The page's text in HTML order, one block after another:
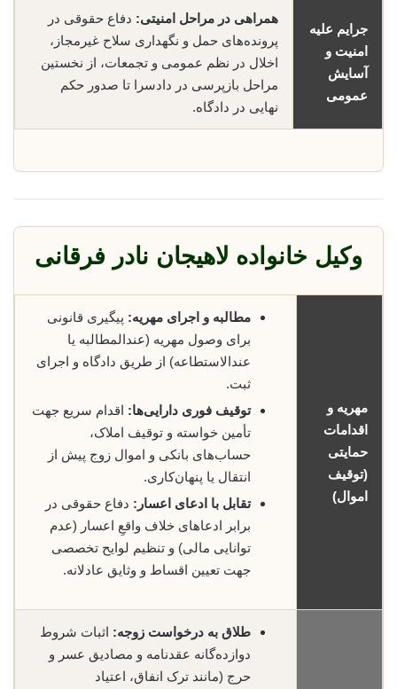
جرایم علیه
امنیت و
آسایش
عمومی
همراهی در مراحل امنیتی: دفاع حقوقی در
پرونده‌های حمل و نگهداری سلاح غیرمجاز،
اخلال در نظم عمومی و تجمعات، از نخستین
مراحل بازپرسی در دادسرا تا صدور حکم
نهایی در دادگاه.
وکیل خانواده لاهیجان نادر فرقانی
مهریه و
اقدامات
حمایتی
(توقیف
اموال)
مطالبه و اجرای مهریه: پیگیری قانونی
برای وصول مهریه (عندالمطالبه یا
عندالاستطاعه) از طریق دادگاه و اجرای
ثبت.
توقیف فوری دارایی‌ها: اقدام سریع جهت
تأمین خواسته و توقیف املاک،
حساب‌های بانکی و اموال زوج پیش از
انتقال یا پنهان‌کاری.
تقابل با ادعای اعسار: دفاع حقوقی در
برابر ادعاهای خلاف واقعِ اعسار (عدم
توانایی مالی) و تنظیم لوایح تخصصی
جهت تعیین اقساط و وثایق عادلانه.
طلاق به درخواست زوجه: اثبات شروط
دوازده‌گانه عقدنامه و مصادیق عسر و
حرج (مانند ترک انفاق، اعتیاد